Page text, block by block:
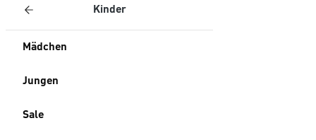
Kinder
Mädchen
Jungen
Sale